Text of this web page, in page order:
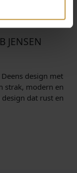
JENSEN
design met
strak, modern en
dat rust en